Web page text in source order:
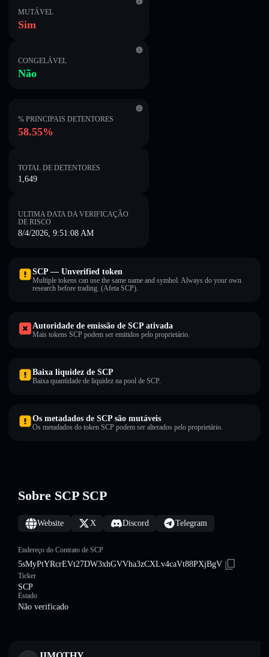
MUTÁVEL
Sim
CONGELÁVEL
Não
% PRINCIPAIS DETENTORES
58.55%
TOTAL DE DETENTORES
1,649
ULTIMA DATA DA VERIFICAÇÃO
DE RISCO
8/4/2026, 9:51:08 AM
SCP — Unverified token
Multiple tokens can use the same name and symbol. Always do your own
research before trading. (Afeta SCP).
Autoridade de emissão de SCP ativada
Mais tokens SCP podem ser emitidos pelo proprietário.
Baixa liquidez de SCP
Baixa quantidade de liquidez na pool de SCP.
Os metadados de SCP são mutáveis
Os metadados do token SCP podem ser alterados pelo proprietário.
Sobre SCP SCP
Website X Discord Telegram
Endereço do Contrato de SCP
5sMyPtYRcrEVt27DW3xhGVVha3zCXLv4caVt88PXjBgV
Ticker
SCP
Estado
Não verificado